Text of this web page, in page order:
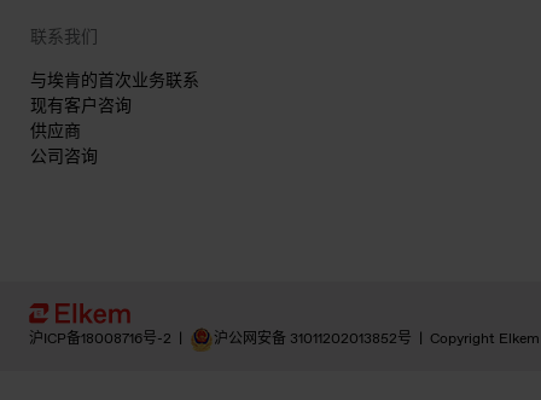
联系我们
与埃肯的首次业务联系
现有客户咨询
供应商
公司咨询
沪ICP备18008716号-2 | 沪公网安备 31011202013852号 | Copyright